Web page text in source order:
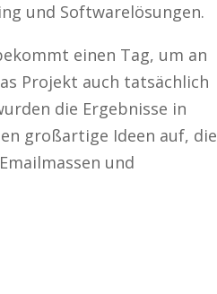
und Softwarelösungen.
einen Tag, um an
Projekt auch tatsächlich
die Ergebnisse in
großartige Ideen auf, die
und